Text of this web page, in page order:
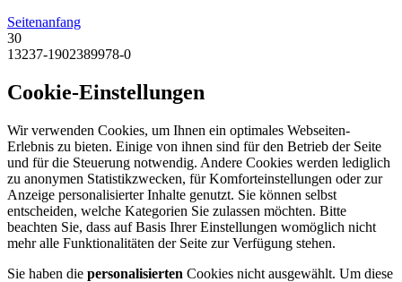
Seitenanfang
30
13237-1902389978-0
Cookie-Einstellungen
Wir verwenden Cookies, um Ihnen ein optimales Webseiten-
Erlebnis zu bieten. Einige von ihnen sind für den Betrieb der Seite
und für die Steuerung notwendig. Andere Cookies werden lediglich
zu anonymen Statistikzwecken, für Komforteinstellungen oder zur
Anzeige personalisierter Inhalte genutzt. Sie können selbst
entscheiden, welche Kategorien Sie zulassen möchten. Bitte
beachten Sie, dass auf Basis Ihrer Einstellungen womöglich nicht
mehr alle Funktionalitäten der Seite zur Verfügung stehen.
Sie haben die personalisierten Cookies nicht ausgewählt. Um diese